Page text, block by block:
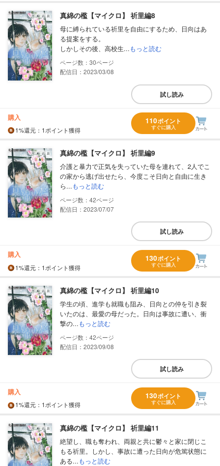
真綿の檻【マイクロ】 祈里編8
母に縛られている祈里を自由にするため、日向はあ
る提案をする。
しかしその後、高校生...もっと読む
30
配信日：2023/03/08
試し読み
購入
1%還元 ：1ポイント獲得
110ポイント
すぐに購入
真綿の檻【マイクロ】 祈里編9
介護と暴力で正気を失っていた母を連れて、2人でこ
の家から逃げ出せたら、今度こそ日向と自由に生き
ら...もっと読む
42
配信日：2023/07/07
試し読み
購入
1%還元 ：1ポイント獲得
130ポイント
すぐに購入
真綿の檻【マイクロ】 祈里編10
学生の頃、進学も就職も阻み、日向との仲を引き裂
いたのは、最愛の母だった。日向は事故に遭い、衝
撃の...もっと読む
42
配信日：2023/09/08
試し読み
購入
1%還元 ：1ポイント獲得
130ポイント
すぐに購入
真綿の檻【マイクロ】 祈里編11
絶望し、職も奪われ、両親と共に鬱々と家に閉じこ
もる祈里。しかし、事故に遭った日向が危篤状態に
ある...もっと読む